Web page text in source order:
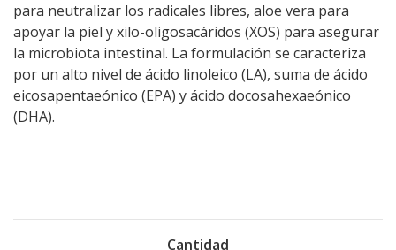
para neutralizar los radicales libres, aloe vera para
apoyar la piel y xilo-oligosacáridos (XOS) para asegurar
la microbiota intestinal. La formulación se caracteriza
por un alto nivel de ácido linoleico (LA), suma de ácido
eicosapentaeónico (EPA) y ácido docosahexaeónico
(DHA).
Cantidad